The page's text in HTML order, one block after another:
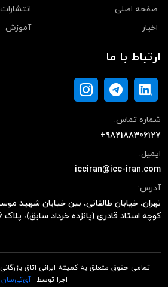
صفحه اصلی
انتشارات
اخبار
آموزش
ارتباط با ما
شماره تماس:
+982188306127
ایمیل:
icciran@icc-iran.com
آدرس:
تهران، خیابان طالقانی، بین خیابان شهید
کوچه استاد قادری (پانزده خرداد سابق)، پلاک ۶، طبقه چهارم
تمامی حقوق متعلق به کمیته ایرانی اتاق
اجرا توسط
آی‌تی‌سان